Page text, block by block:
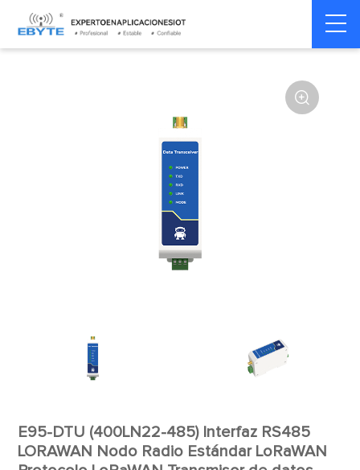
Home > Módem >
inalámbrico

E95-DTU (400LN22-485) Interfaz RS485
LORAWAN Nodo Radio Estándar LoRaWAN